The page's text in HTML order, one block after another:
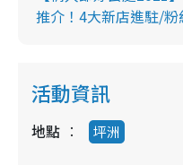
推介！4大新店進駐/
活動資訊
地點 坪洲